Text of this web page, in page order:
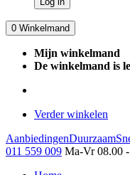
0 Winkelmand
Mijn winkelmand
De winkelmand is
Verder winkelen
AanbiedingenDuurzaam
011 559 009 Ma-Vr 08.00